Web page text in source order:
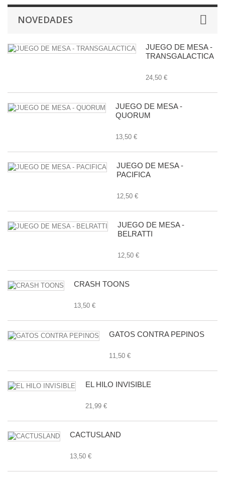
NOVEDADES
JUEGO DE MESA -
TRANSGALACTICA
24,50 €
JUEGO DE MESA -
QUORUM
13,50 €
JUEGO DE MESA -
PACIFICA
12,50 €
JUEGO DE MESA -
BELRATTI
12,50 €
CRASH TOONS
13,50 €
GATOS CONTRA PEPINOS
11,50 €
EL HILO INVISIBLE
21,99 €
CACTUSLAND
13,50 €